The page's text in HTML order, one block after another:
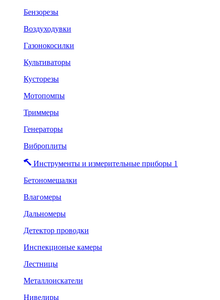
Бензорезы
Воздуходувки
Газонокосилки
Культиваторы
Кусторезы
Мотопомпы
Триммеры
Генераторы
Виброплиты
Инструменты и измерительные приборы 1
Бетономешалки
Влагомеры
Дальномеры
Детектор проводки
Инспекционые камеры
Лестницы
Металлоискатели
Нивелиры